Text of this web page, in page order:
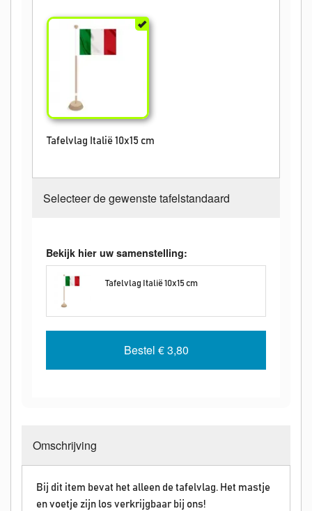
Tafelvlag Italië 10x15 cm
Selecteer de gewenste tafelstandaard
Bekijk hier uw samenstelling:
Tafelvlag Italië 10x15 cm
Bestel € 3,80
Omschrijving
Bij dit item bevat het alleen de tafelvlag. Het mastje
en voetje zijn los verkrijgbaar bij ons!